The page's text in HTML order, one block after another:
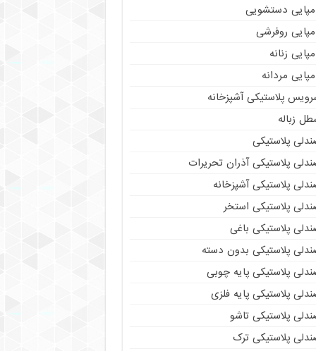
دستشویی
روفرشی
زنانه
مردانه
پلاستیکی آشپزخانه
زباله
پلاستیکی
پلاستیکی آذران تحریرات
پلاستیکی آشپزخانه
پلاستیکی استخر
پلاستیکی باغی
پلاستیکی بدون دسته
پلاستیکی پایه چوبی
پلاستیکی پایه فلزی
پلاستیکی تاشو
پلاستیکی ترک